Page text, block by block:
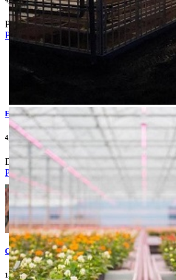
Poznat hibrid kelja.Težine glavice je 1-2 kg.
Pogledaj
ERIKA
4,340.00din
Dužina vegetacije: 70-80 dana
Pogledaj
CHEVALIER
1,650.00din